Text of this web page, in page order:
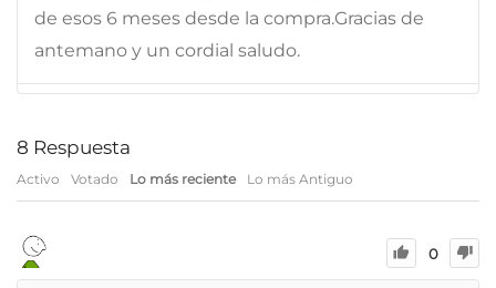
de esos 6 meses desde la compra.Gracias de
antemano y un cordial saludo.
8 Respuesta
Activo Votado Lo más reciente Lo más Antiguo
0